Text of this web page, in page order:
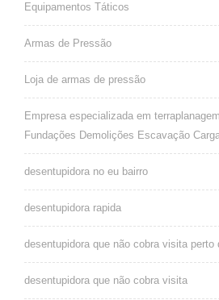
Equipamentos Táticos
Armas de Pressão
Loja de armas de pressão
Empresa especializada em
Fundações Demolições Escavação
desentupidora no eu bairro
desentupidora rapida
desentupidora que não cobra visita perto
desentupidora que não cobra visita